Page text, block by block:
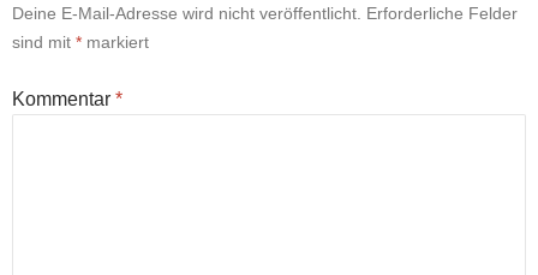
Deine E-Mail-Adresse wird nicht veröffentlicht. Erforderliche Felder
sind mit * markiert
Kommentar *